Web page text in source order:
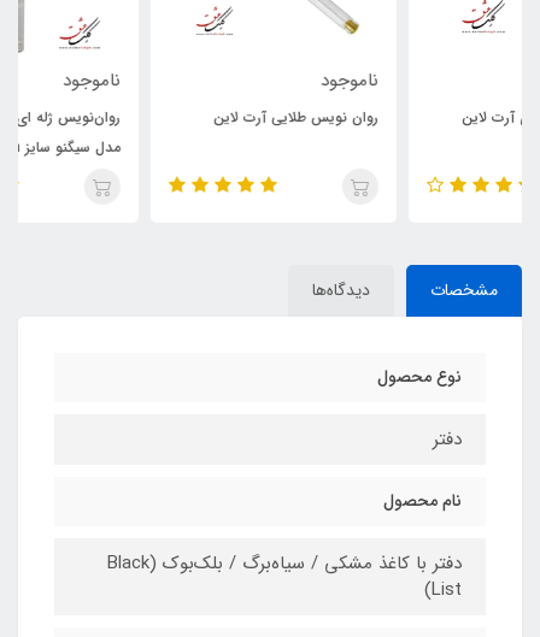
روان نویس طلایی آرت لاین
روان‌نویس ژله ‏ای یونی‏ بال سفید
مشخصات دیدگاه‌ها
نوع محصول
دفتر
نام محصول
دفتر با کاغذ مشکی / سیاه‌برگ / بلک‌بوک (Black
List)